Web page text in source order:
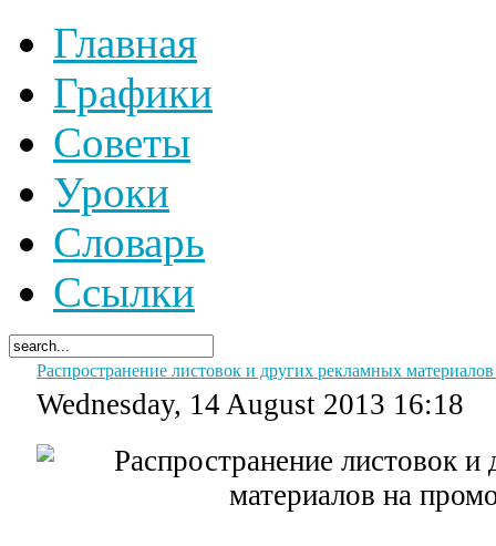
Главная
Графики
Советы
Уроки
Словарь
Ссылки
Распространение листовок и других рекламных
Wednesday, 14 August 2013 16:18